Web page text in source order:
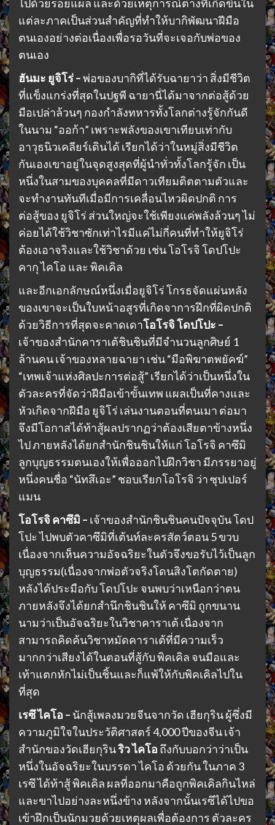
ไปด้วยรอยแผล และด้วยเหตุการณ์ต่างที่เกิดขึ้นใน
แต่ละภาคเป็นส่วนสำคัญที่ทำให้บากิพัฒนาฝีมือ
ตนเองอย่างต่อเนื่องเพื่อรอวันที่จะเจอกับพ่อของ
ตนเอง
ฮันมะ ยูจิโร่ –พ่อของบากิที่ได้รับฉายาว่า สิ่งมีชีวิต
ที่แข็งแกร่งที่สุดในปฐพี ฉายานี่ได้มาจากต่อสู้ด้วย
มือเปล่าล้วนๆ กองกำลังทหารทั้งโลกต่างรู้จักกันดี
ในนาม “ออก้า” เพราะพลังของเขาเทียบเท่ากับ
อาวุธนิวเคลียร์เดินได้ เรียกได้ว่าในหมู่สิ่งมีชีวิต
กันเองเขาอยู่ในจุดสูงสุดที่ผู้นำทั่วทั้งโลกรู้จัก เป็น
หนึ่งในสามของบุคคลที่มีดาวเทียมติตตามตัวและ
จะทำงานทันทีเมื่อมีการเคลื่อนไหวผิดปกติ การ
ต่อสู้ของ ยูจิโร่ ส่วนใหญ่จะใช้เพียงแค่พลังล้วนๆ ไม่
ค่อยได้ใช้วิชาซักเท่าไรมีแค่ไม่กี่คนที่ทำให้ยูจิโร่
ต้องเอาจริงและใช้วิชาด้วย เช่น โอโรจิ โดปโปะ
คากุ ไคโอ และ พิคเคิล
และอีกเอกลักษณ์หนึ่งเมื่อยูจิโร่ โกรธจัดแผ่นหลัง
ของเขาจะเป็นใบหน้าอสูรที่เกิดจาการฝึกที่ผิดปกติ
ด้วยวิธีการที่สุดจะคาดเดาโอโรจิ โดปโปะ –
เจ้าของสำนักคาราเต้ชินชินที่มีจำนวนลูกศิษย์ 1
ล้านคน เจ้าของหลายฉายา เช่น “มือพิฆาตพยัคฆ์”
“เทพเจ้าแห่งศิลปะการต่อสู้” เรียกได้ว่าเป็นหนึ่งใน
ตัวละครที่จัดว่าฝีมือเข้าขั้นเทพ แผลเป็นที่คางและ
หัวเกิดจากฝีมือ ยูจิโร่ เล่นงานตอนที่ตนเมา ต่อมา
จึงมีโอกาสได้ท้าสู้ผลปรากฏว่าต้องเสียตาข้างหนึ่ง
ไป ภายหลังได้ยกสำนักชินชินให้แก่ โอโรจิ คาซึมิ
ลูกบุญธรรมตนเองให้เพื่อออกไปฝึกวิชา มีภรรยาอยู่
หนึ่งคนชื่อ “นัทสึเอะ” ชอบเรียกโอโรจิ ว่า ซุปเปอร์
แมน
โอโรจิ คาซึมิ – เจ้าของสำนักชินชินคนปัจจุบัน โดป
โปะ ไปพบตัวคาซึมิที่เต้นท์ละครสัตว์ตอน 5 ขวบ
เนื่องจากเห็นความอัจฉริยะในตัวจึงขอรับไว้เป็นลูก
บุญธรรม(เนื่องจากพ่อตัวจริงโดนสิงโตกัดตาย)
หลังได้ประมือกับ โดปโปะ จนพบว่าเหนือกว่าตน
ภายหลังจึงได้ยกสำนึกชินชินให้ คาซึมิ ถูกขนาน
นามว่าเป็นอัจฉริยะในวิชาคาราเต้ เนื่องจาก
สามารถคิดค้นวิชาหมัดคาราเต้ที่มีความเร็ว
มากกว่าเสียงได้ในตอนที่สู้กับ พิคเคิล จนมือและ
เท้าแตกหักไม่เป็นชิ้นและก็แพ้ให้กับพิคเคิลไปใน
ที่สุด
เรซึ ไคโอ – นักสู้เพลงมวยจีนจากวัด เฮียกุริน ผู้ซึ่งมี
ความภูมิใจในประวัติศาสตร์ 4,000 ปีของจีน เจ้า
สำนักของวัดเฮียกุรินริว ไคโอ ถึงกับบอกว่าว่าเป็น
หนึ่งในอัจฉริยะในบรรดา ไคโอ ด้วยกัน ในภาค 3
เรซึ ได้ท้าสู้ พิคเคิล ผลที่ออกมาคือถูกพิคเคิลกินไหล่
และขาไปอย่างละหนึ่งข้าง หลังจากนั้นเรซึได้ไปขอ
เข้าฝึกเป็นนักมวยด้วยเหตุผลเพื่อต้องการ ตัวละคร